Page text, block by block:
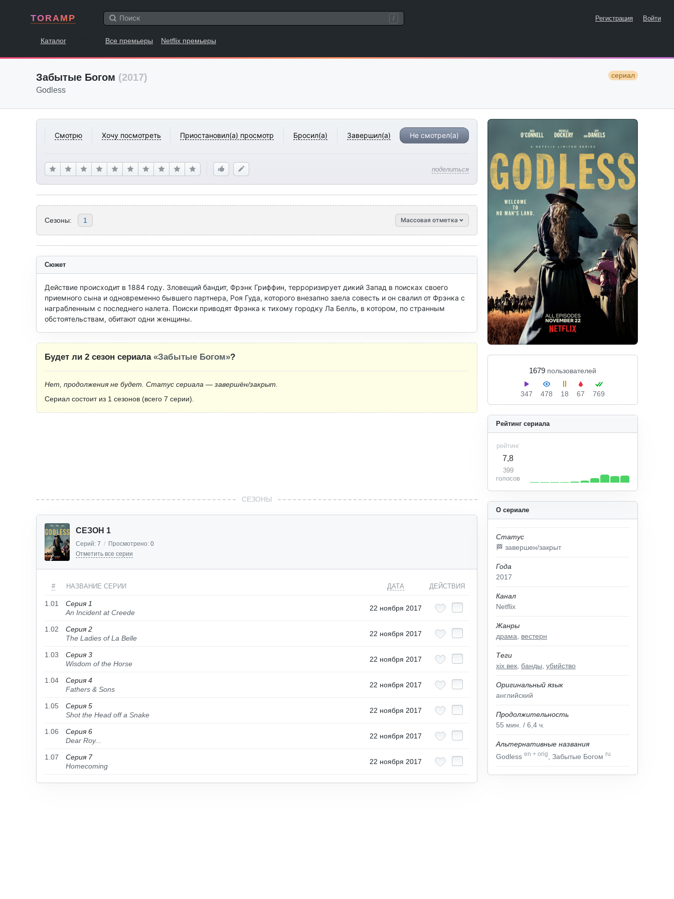
TORAMP / Регистрация Войти
Каталог Все премьеры Netflix премьеры
Забытые Богом (2017) сериал
Godless
Смотрю Хочу посмотреть Приостановил(а) просмотр Бросил(а) Завершил(а) Не смотрел(а)
поделиться
1679 пользователей
347 478 18 67 769
Сезоны: 1 Массовая отметка
О сериале
Статус
🏁 завершен/закрыт
Года
2017
Канал
Netflix
Жанры
драма
вестерн
Теги
xix век банды убийство
Оригинальный язык
английский
Продолжительность
55 мин. / 6,4 ч.
Альтернативные названия
Godless en + orig , Забытые Богом ru
Рейтинг сериала
рейтинг
7,8
399
голосов
Сюжет
Действие происходит в 1884 году. Зловещий бандит, Фрэнк Гриффин, терроризирует дикий Запад в поисках своего
приемного сына и одновременно бывшего партнера, Роя Гуда, которого внезапно заела совесть и он свалил от Фрэнка с
награбленным с последнего налета. Поиски приводят Фрэнка к тихому городку Ла Белль, в котором, по странным
обстоятельствам, обитают одни женщины.
Будет ли 2 сезон сериала «Забытые Богом»?
Нет, продолжения не будет. Статус сериала — завершён/закрыт.
Сериал состоит из 1 сезонов (всего 7 серии).
СЕЗОНЫ
СЕЗОН 1
Серий: 7 / Просмотрено: 0
Отметить все серии
# НАЗВАНИЕ СЕРИИ ДАТА ДЕЙСТВИЯ
1.01
Серия 1
An Incident at Creede
22 ноября 2017
1.02
Серия 2
The Ladies of La Belle
22 ноября 2017
1.03
Серия 3
Wisdom of the Horse
22 ноября 2017
1.04
Серия 4
Fathers & Sons
22 ноября 2017
1.05
Серия 5
Shot the Head off a Snake
22 ноября 2017
1.06
Серия 6
Dear Roy...
22 ноября 2017
1.07
Серия 7
Homecoming
22 ноября 2017